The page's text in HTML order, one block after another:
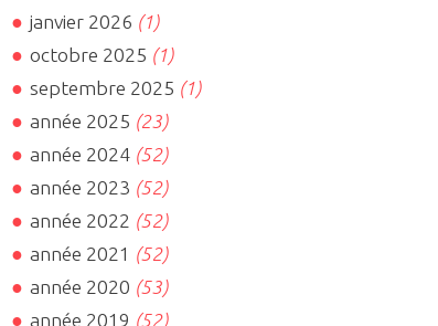
janvier 2026 (1)
octobre 2025 (1)
septembre 2025 (1)
année 2025 (23)
année 2024(52)
année 2023 (52)
année 2022 (52)
année 2021 (52)
année 2020 (53)
année 2019 (52)